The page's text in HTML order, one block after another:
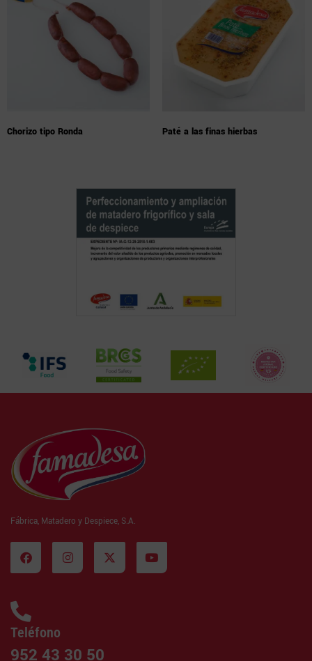
Chorizo tipo Ronda Paté a las finas hierbas
Fábrica, Matadero y Despiece, S.A.
Teléfono
952 43 30 50